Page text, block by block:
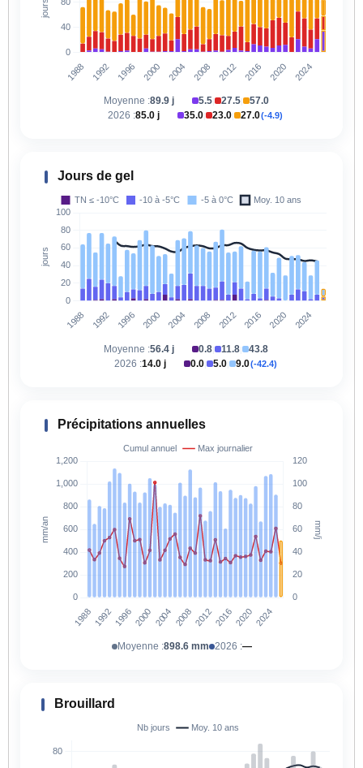
Moyenne :89.9 j 5.5| 27.5|
57.0
2026 :85.0 j 35.0 23.0 27.0(-4.9)
Jours de gel
Moyenne :56.4 j 0.8 11.8
43.8
2026 :14.0 j 0.0| 5.0| 9.0(-42.4)
Précipitations annuelles
Moyenne :898.6 mm 2026 :—
Brouillard